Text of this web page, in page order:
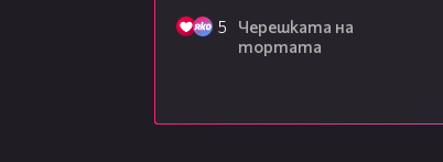
5
Черешката на
тортата